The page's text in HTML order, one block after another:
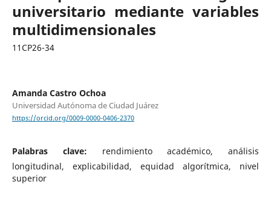
universitario mediante variables
multidimensionales
11CP26-34
Amanda Castro Ochoa
Universidad Autónoma de Ciudad Juárez
https://orcid.org/0009-0000-0406-2370
Palabras clave: rendimiento académico, análisis
longitudinal, explicabilidad, equidad algorítmica, nivel
superior